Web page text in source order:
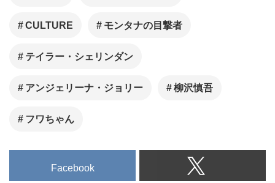
CULTURE モンタナの目撃者
テイラー・シェリンダン
アンジェリーナ・ジョリー 柳沢慎吾
フワちゃん
Facebook